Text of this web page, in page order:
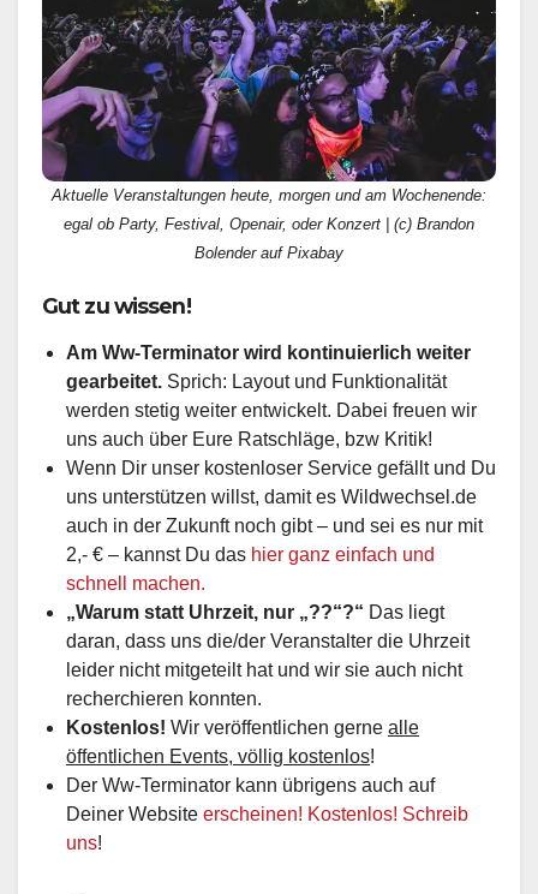
Aktuelle Veranstaltungen heute, morgen und am Wochenende:
egal ob Party, Festival, Openair, oder Konzert | (c) Brandon
Bolender auf Pixabay
Gut zu wissen!
Am Ww-Terminator wird kontinuierlich weiter
gearbeitet. Sprich: Layout und Funktionalität
werden stetig weiter entwickelt. Dabei freuen wir
uns auch über Eure Ratschläge, bzw Kritik!
Wenn Dir unser kostenloser Service gefällt und Du
uns unterstützen willst, damit es Wildwechsel.de
auch in der Zukunft noch gibt – und sei es nur mit
2,- € – kannst Du das hier ganz einfach und
schnell machen.
„Warum statt Uhrzeit, nur „??“?“ Das liegt
daran, dass uns die/der Veranstalter die Uhrzeit
leider nicht mitgeteilt hat und wir sie auch nicht
recherchieren konnten.
Kostenlos! Wir veröffentlichen gerne alle
öffentlichen Events, völlig kostenlos!
Der Ww-Terminator kann übrigens auch auf
Deiner Website erscheinen! Kostenlos! Schreib
uns!